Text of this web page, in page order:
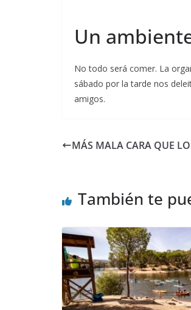
Un
No todo será comer. La
sábado por la tarde nos
amigos.
MÁS MALA CARA QUE
También te